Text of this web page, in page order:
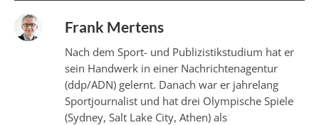
Frank Mertens
Nach dem Sport- und Publizistikstudium hat er
sein Handwerk in einer Nachrichtenagentur
(ddp/ADN) gelernt. Danach war er jahrelang
Sportjournalist und hat drei Olympische Spiele
(Sydney, Salt Lake City, Athen) als